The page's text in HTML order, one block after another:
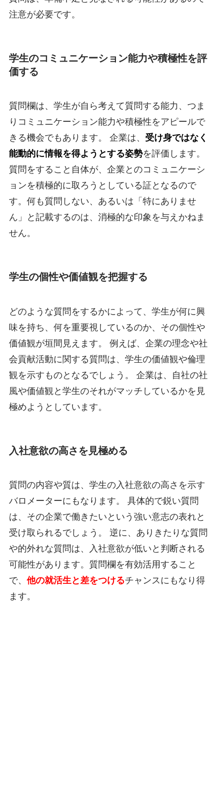
注意が必要です。
学生のコミュニケーション能力や積極性を評
価する
質問欄は、学生が自ら考えて質問する能力、つま
りコミュニケーション能力や積極性をアピールで
きる機会でもあります。 企業は、 受け身ではなく
能動的に情報を得ようとする姿勢を評価します。
質問をすること自体が、企業とのコミュニケーシ
ョンを積極的に取ろうとしている証となるので
す。何も質問しない、あるいは「特にありませ
ん」と記載するのは、消極的な印象を与えかねま
せん。
学生の個性や価値観を把握する
どのような質問をするかによって、学生が何に興
味を持ち、何を重要視しているのか、その個性や
価値観が垣間見えます。 例えば、企業の理念や社
会貢献活動に関する質問は、学生の価値観や倫理
観を示すものとなるでしょう。 企業は、自社の社
風や価値観と学生のそれがマッチしているかを見
極めようとしています。
入社意欲の高さを見極める
質問の内容や質は、学生の入社意欲の高さを示す
バロメーターにもなります。 具体的で鋭い質問
は、その企業で働きたいという強い意志の表れと
受け取られるでしょう。 逆に、ありきたりな質問
や的外れな質問は、入社意欲が低いと判断される
可能性があります。質問欄を有効活用すること
で、 他の就活生と差をつけるチャンスにもなり得
ます。